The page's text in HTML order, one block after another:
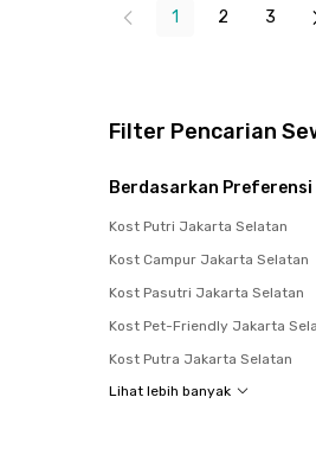
1 2 3
Filter Pencarian
Berdasarkan Preferensi
Kost Putri Jakarta Selatan
Kost Campur Jakarta Selatan
Kost Pasutri Jakarta Selatan
Kost Pet-Friendly Jakarta
Kost Putra Jakarta Selatan
Lihat lebih banyak